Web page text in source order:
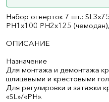
Набор отверток 7 шт.:
PH1х100 PH2х125
ОПИСАНИЕ
Назначение
Для монтажа и демонтажа
шлицевыми и крестовыми
Для регулировки и затяжки
«SL»/«PH».